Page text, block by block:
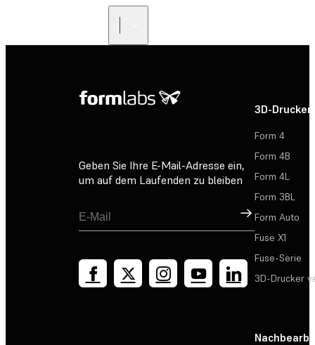
Geben Sie Ihre E-Mail-Adresse ein,
um auf dem Laufenden zu bleiben
Registrieren
3D-Drucker
Form 4
Form 4B
Form 4L
Form 3BL
Form Auto
Fuse X1
Fuse-Serie
3D-Drucker